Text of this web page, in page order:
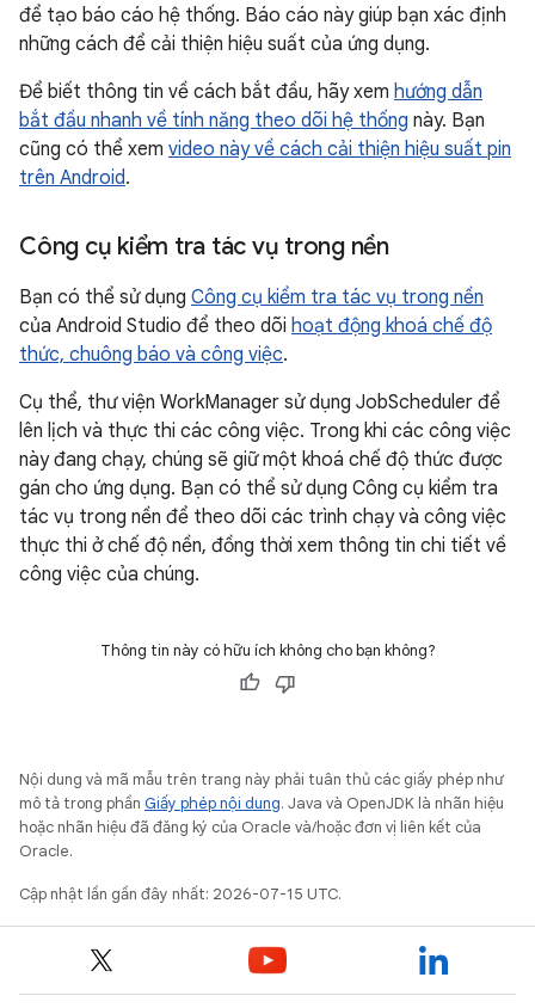
để tạo báo cáo hệ thống. Báo cáo này giúp bạn xác định
những cách để cải thiện hiệu suất của ứng dụng.
Để biết thông tin về cách bắt đầu, hãy xem hướng dẫn
bắt đầu nhanh về tính năng theo dõi hệ thống này. Bạn
cũng có thể xem video này về cách cải thiện hiệu suất pin
trên Android.
Công cụ kiểm tra tác vụ trong nền
Bạn có thể sử dụng Công cụ kiểm tra tác vụ trong nền
của Android Studio để theo dõi hoạt động khoá chế độ
thức, chuông báo và công việc.
Cụ thể, thư viện WorkManager sử dụng JobScheduler để
lên lịch và thực thi các công việc. Trong khi các công việc
này đang chạy, chúng sẽ giữ một khoá chế độ thức được
gán cho ứng dụng. Bạn có thể sử dụng Công cụ kiểm tra
tác vụ trong nền để theo dõi các trình chạy và công việc
thực thi ở chế độ nền, đồng thời xem thông tin chi tiết về
công việc của chúng.
Thông tin này có hữu ích không cho bạn không?
Nội dung và mã mẫu trên trang này phải tuân thủ các giấy phép như
mô tả trong phần Giấy phép nội dung. Java và OpenJDK là nhãn hiệu
hoặc nhãn hiệu đã đăng ký của Oracle và/hoặc đơn vị liên kết của
Oracle.
Cập nhật lần gần đây nhất: 2026-07-15 UTC.